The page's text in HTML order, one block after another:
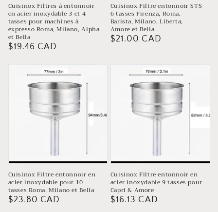
Cuisinox Filtres à entonnoir
en acier inoxydable 3 et 4
tasses pour machines à
expresso Roma, Milano, Alpha
et Bella
Prix
$19.46 CAD
Cuisinox Filtre entonnoir STS
6 tasses Firenza, Roma,
Barista, Milano, Liberta,
Amore et Bella
Prix
habituel
$21.00 CAD
Cuisinox Filtre entonnoir en
acier inoxydable pour 10
tasses Roma, Milano et Bella
Prix
$23.80 CAD
Cuisinox Filtre entonnoir en
acier inoxydable 9 tasses pour
Capri & Amore
Prix
$16.13 CAD